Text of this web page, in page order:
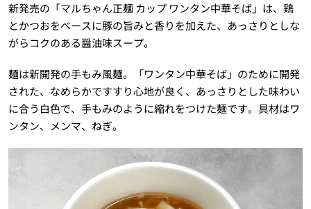
新発売の「マルちゃん正麺 カップ ワンタン中華そば」は、鶏
とかつおをベースに豚の旨みと香りを加えた、あっさりとしな
がらコクのある醤油味スープ。
麺は新開発の手もみ風麺。「ワンタン中華そば」のために開発
された、なめらかですすり心地が良く、あっさりとした味わい
に合う白色で、手もみのように縮れをつけた麺です。具材はワ
ンタン、メンマ、ねぎ。